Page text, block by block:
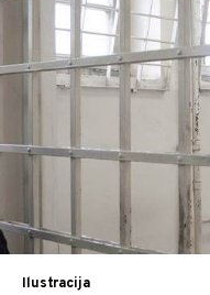
Ilustracija